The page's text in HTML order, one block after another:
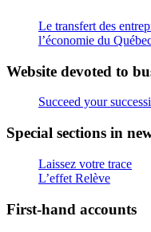
Le transfert des
l’économie du
Website devoted to
Succeed your
Special sections in
Laissez votre trace
L’effet Relève
First-hand accounts